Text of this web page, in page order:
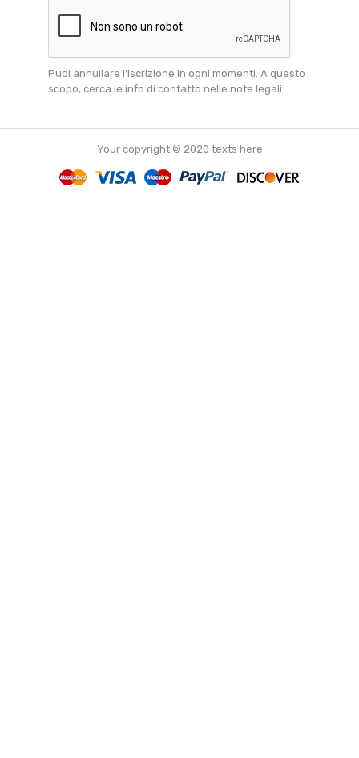
Puoi annullare l'iscrizione in ogni momenti. A questo
scopo, cerca le info di contatto nelle note legali.
Your copyright © 2020 texts here